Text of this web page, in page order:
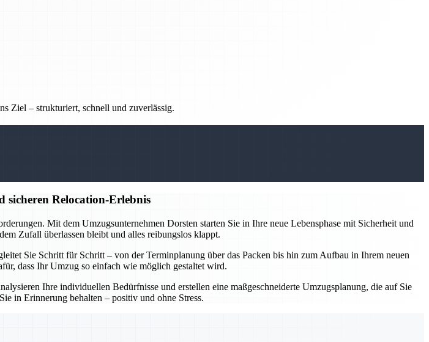
Ziel – strukturiert, schnell und zuverlässig.
sicheren Relocation-Erlebnis
Mit dem Umzugsunternehmen Dorsten starten Sie in Ihre neue Lebensphase mit Sicherheit und
Zufall überlassen bleibt und alles reibungslos klappt.
Sie Schritt für Schritt – von der Terminplanung über das Packen bis hin zum Aufbau in Ihrem neuen
dass Ihr Umzug so einfach wie möglich gestaltet wird.
Ihre individuellen Bedürfnisse und erstellen eine maßgeschneiderte Umzugsplanung, die auf Sie
in Erinnerung behalten – positiv und ohne Stress.